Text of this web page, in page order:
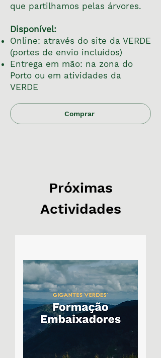
que partilhamos pelas árvores.
Disponível:
Online: através do site da VERDE
(portes de envio incluídos)
Entrega em mão: na zona do
Porto ou em atividades da
VERDE
Comprar
Próximas
Actividades